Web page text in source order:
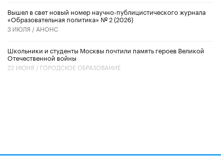
Вышел в свет новый номер научно-публицистического журнала
«Образовательная политика» № 2 (2026)
3 ИЮЛЯ / АНОНС
Школьники и студенты Москвы почтили память героев Великой
Отечественной войны
22 ИЮНЯ / ГОРОДСКОЕ ОБРАЗОВАНИЕ